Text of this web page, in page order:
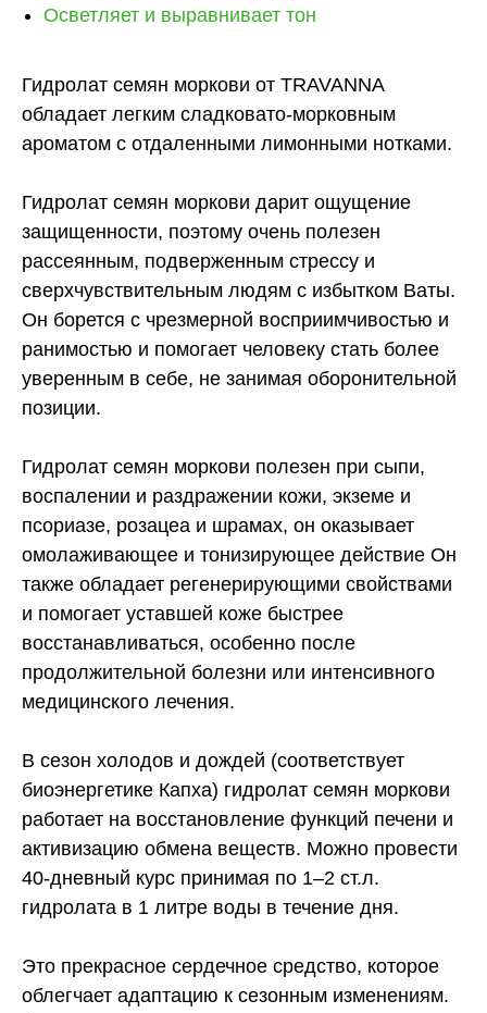
Осветляет и выравнивает тон
Гидролат семян моркови от TRAVANNA
обладает легким сладковато-морковным
ароматом с отдаленными лимонными нотками.
Гидролат семян моркови дарит ощущение
защищенности, поэтому очень полезен
рассеянным, подверженным стрессу и
сверхчувствительным людям с избытком Ваты.
Он борется с чрезмерной восприимчивостью и
ранимостью и помогает человеку стать более
уверенным в себе, не занимая оборонительной
позиции.
Гидролат семян моркови полезен при сыпи,
воспалении и раздражении кожи, экземе и
псориазе, розацеа и шрамах, он оказывает
омолаживающее и тонизирующее действие Он
также обладает регенерирующими свойствами
и помогает уставшей коже быстрее
восстанавливаться, особенно после
продолжительной болезни или интенсивного
медицинского лечения.
В сезон холодов и дождей (соответствует
биоэнергетике Капха) гидролат семян моркови
работает на восстановление функций печени и
активизацию обмена веществ. Можно провести
40-дневный курс принимая по 1–2 ст.л.
гидролата в 1 литре воды в течение дня.
Это прекрасное сердечное средство, которое
облегчает адаптацию к сезонным изменениям.